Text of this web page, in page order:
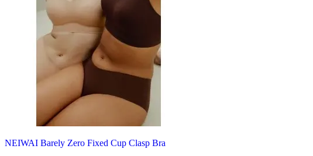
NEIWAI Barely Zero Fixed Cup Clasp Bra